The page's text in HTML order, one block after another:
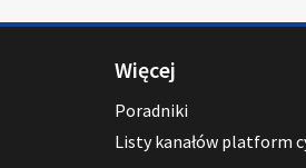
Więcej
Poradniki
Listy kanałów platform